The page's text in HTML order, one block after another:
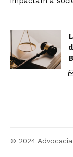
© 2024
-